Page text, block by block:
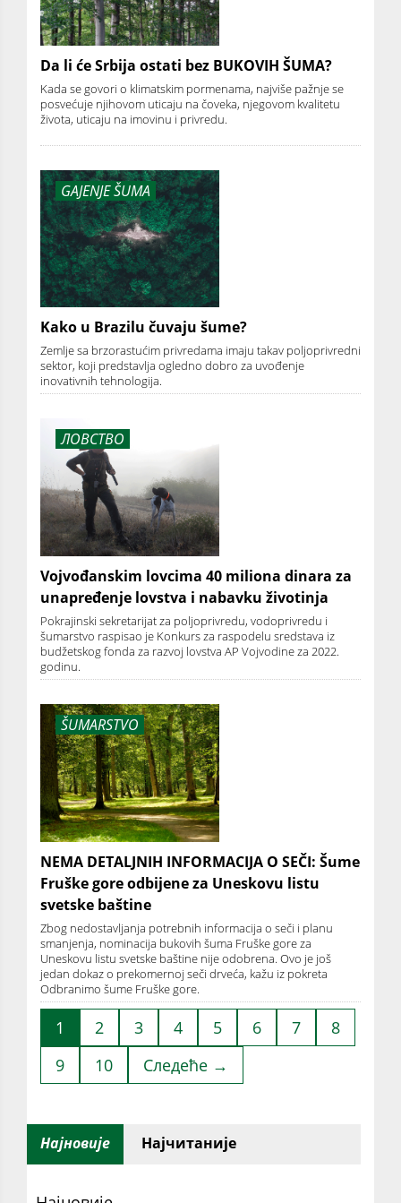
Da li će Srbija ostati bez BUKOVIH ŠUMA?
Kada se govori o klimatskim pormenama, najviše pažnje se
posvećuje njihovom uticaju na čoveka, njegovom kvalitetu
života, uticaju na imovinu i privredu.
GAJENJE ŠUMA
Kako u Brazilu čuvaju šume?
Zemlje sa brzorastućim privredama imaju takav poljoprivredni
sektor, koji predstavlja ogledno dobro za uvođenje
inovativnih tehnologija.
ЛОВСТВО
Vojvođanskim lovcima 40 miliona dinara za
unapređenje lovstva i nabavku životinja
Pokrajinski sekretarijat za poljoprivredu, vodoprivredu i
šumarstvo raspisao je Konkurs za raspodelu sredstava iz
budžetskog fonda za razvoj lovstva AP Vojvodine za 2022.
godinu.
ŠUMARSTVO
NEMA DETALJNIH INFORMACIJA O SEČI: Šume
Fruške gore odbijene za Uneskovu listu
svetske baštine
Zbog nedostavljanja potrebnih informacija o seči i planu
smanjenja, nominacija bukovih šuma Fruške gore za
Uneskovu listu svetske baštine nije odobrena. Ovo je još
jedan dokaz o prekomernoj seči drveća, kažu iz pokreta
Odbranimo šume Fruške gore.
1 2 3 4 5 6 7
8
9
10 Следеће →
Најновије Најчитаније